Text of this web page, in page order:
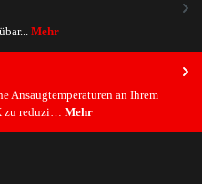
Ansaugtemperaturen an Ihrem
zu reduzi… Mehr
Mehr